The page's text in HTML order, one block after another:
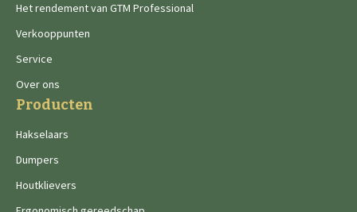
Het rendement van GTM Professional
Verkooppunten
Service
Over ons
Producten
Hakselaars
Dumpers
Houtklievers